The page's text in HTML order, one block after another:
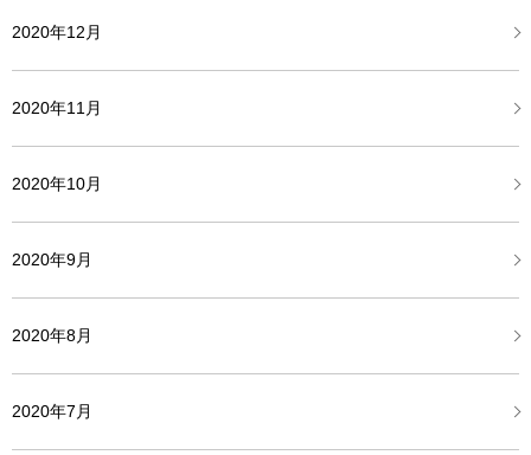
2020年12月
2020年11月
2020年10月
2020年9月
2020年8月
2020年7月